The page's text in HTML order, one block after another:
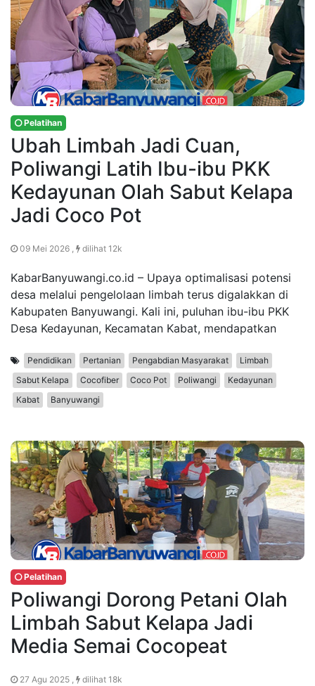
Pelatihan
Ubah Limbah Jadi Cuan,
Poliwangi Latih Ibu-ibu PKK
Kedayunan Olah Sabut Kelapa
Jadi Coco Pot
09 Mei 2026 , dilihat 12k
KabarBanyuwangi.co.id – Upaya optimalisasi potensi
desa melalui pengelolaan limbah terus digalakkan di
Kabupaten Banyuwangi. Kali ini, puluhan ibu-ibu PKK
Desa Kedayunan, Kecamatan Kabat, mendapatkan
Pendidikan Pertanian Pengabdian Masyarakat
Limbah
Sabut Kelapa
Cocofiber Coco Pot Poliwangi
Kedayunan
Kabat
Banyuwangi
Pelatihan
Poliwangi Dorong Petani Olah
Limbah Sabut Kelapa Jadi
Media Semai Cocopeat
27 Agu 2025 , dilihat 18k